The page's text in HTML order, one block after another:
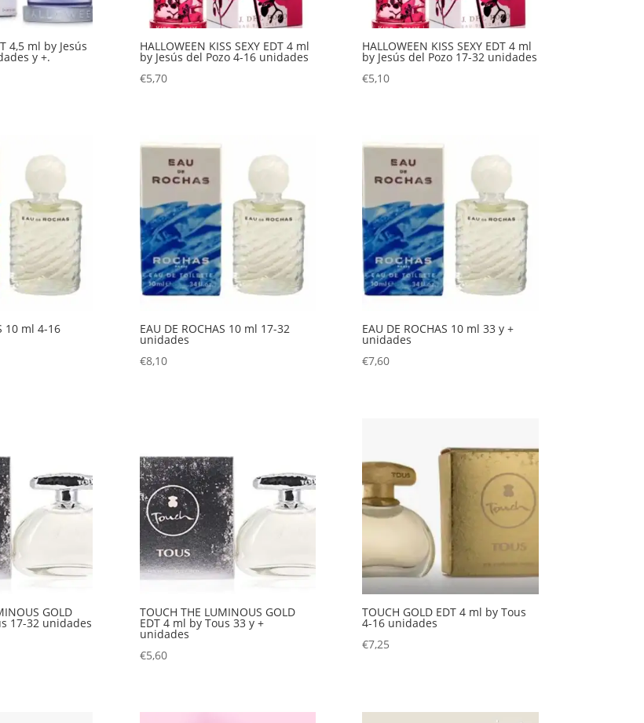
4,5 ml by Jesús
y +.
HALLOWEEN KISS SEXY EDT 4 ml
by Jesús del Pozo 4-16 unidades
€5,70
HALLOWEEN KISS SEXY EDT 4 ml
by Jesús del Pozo 17-32 unidades
€5,10
10 ml 4-16 EAU DE ROCHAS 10 ml 17-32
unidades
€8,10
EAU DE ROCHAS 10 ml 33 y +
unidades
€7,60
GOLD
17-32 unidades
TOUCH THE LUMINOUS GOLD
EDT 4 ml by Tous 33 y +
unidades
€5,60
TOUCH GOLD EDT 4 ml by Tous
4-16 unidades
€7,25